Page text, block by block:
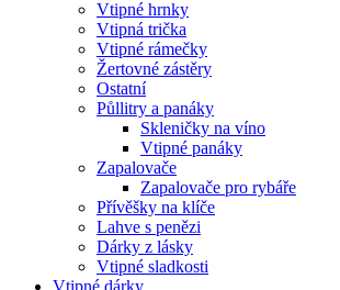
Vtipné hrnky
Vtipná trička
Vtipné rámečky
Žertovné zástěry
Ostatní
Půllitry a panáky
Skleničky na víno
Vtipné panáky
Zapalovače
Zapalovače pro rybáře
Přívěšky na klíče
Lahve s penězi
Dárky z lásky
Vtipné sladkosti
Vtipné dárky